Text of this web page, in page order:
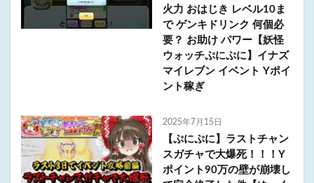
火力 おはじき レベル10ま
で ゲンキドリンク 何個必
要？ お助け パワー【妖怪
ウォッチぷにぷに】イナズ
マイレブン イベント Yポイ
ント稼ぎ
2025年7月15日
【ぷにぷに】ラストチャン
スガチャで大爆死！！！Y
ポイント90万の壁が崩壊し